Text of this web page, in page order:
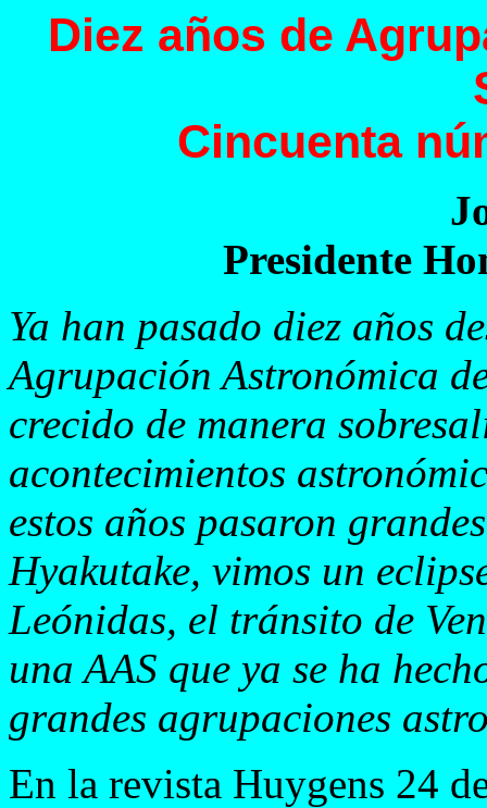
Diez años de
Cincuenta
Presidente
Ya han pasado diez años
Agrupación Astronómica
crecido de manera
acontecimientos
estos años pasaron
Hyakutake, vimos un
Leónidas, el tránsito de
una AAS que ya se ha
grandes agrupaciones
En la revista Huygens 24